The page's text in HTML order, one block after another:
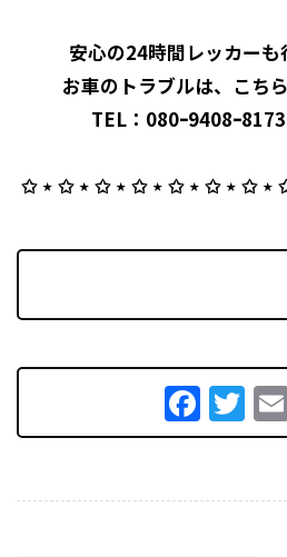
安心の24時間レッカーも
お車のトラブルは、こち
TEL：080ｰ9408ｰ
✩ ⋆ ✩ ⋆ ✩ ⋆ ✩ ⋆ ✩ ⋆ ✩ ⋆ ✩ ⋆